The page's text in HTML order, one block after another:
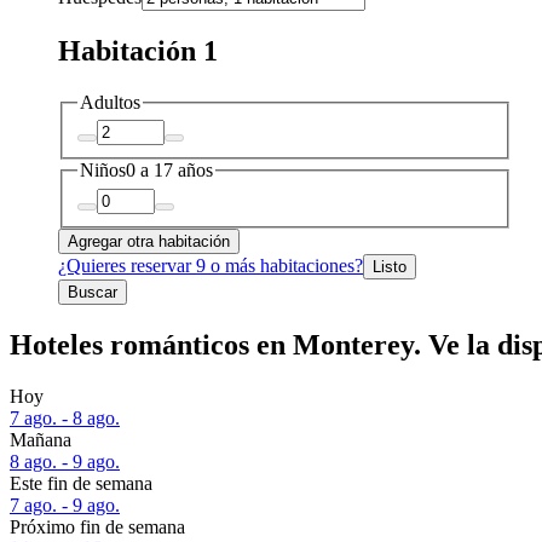
Habitación 1
Adultos
Niños0 a 17 años
Agregar otra habitación
¿Quieres reservar 9 o más habitaciones? Listo
Buscar
Hoteles románticos en Monterey. Ve la
Hoy
7 ago. - 8 ago.
Mañana
8 ago. - 9 ago.
Este fin de semana
7 ago. - 9 ago.
Próximo fin de semana